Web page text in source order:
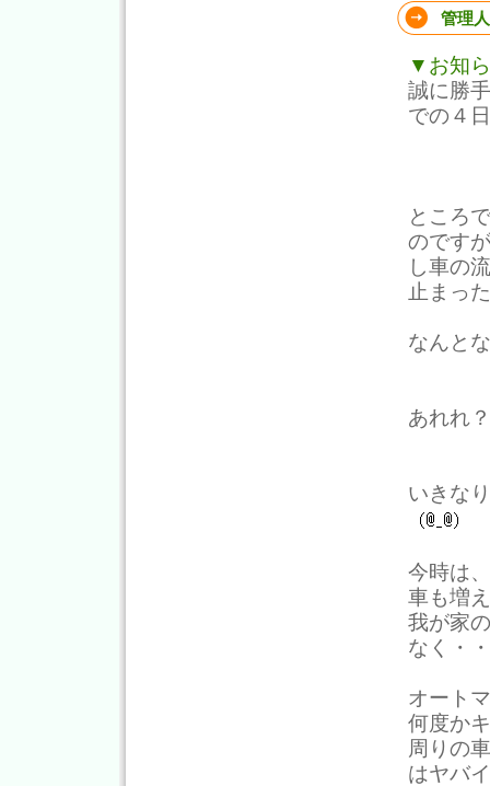
管理
▼お知
誠に勝
での４
ところ
のです
し車の
止まっ
なんと
あれれ
いきな
今時は
車も増
我が家
なく・
オート
何度か
周りの
はヤバ